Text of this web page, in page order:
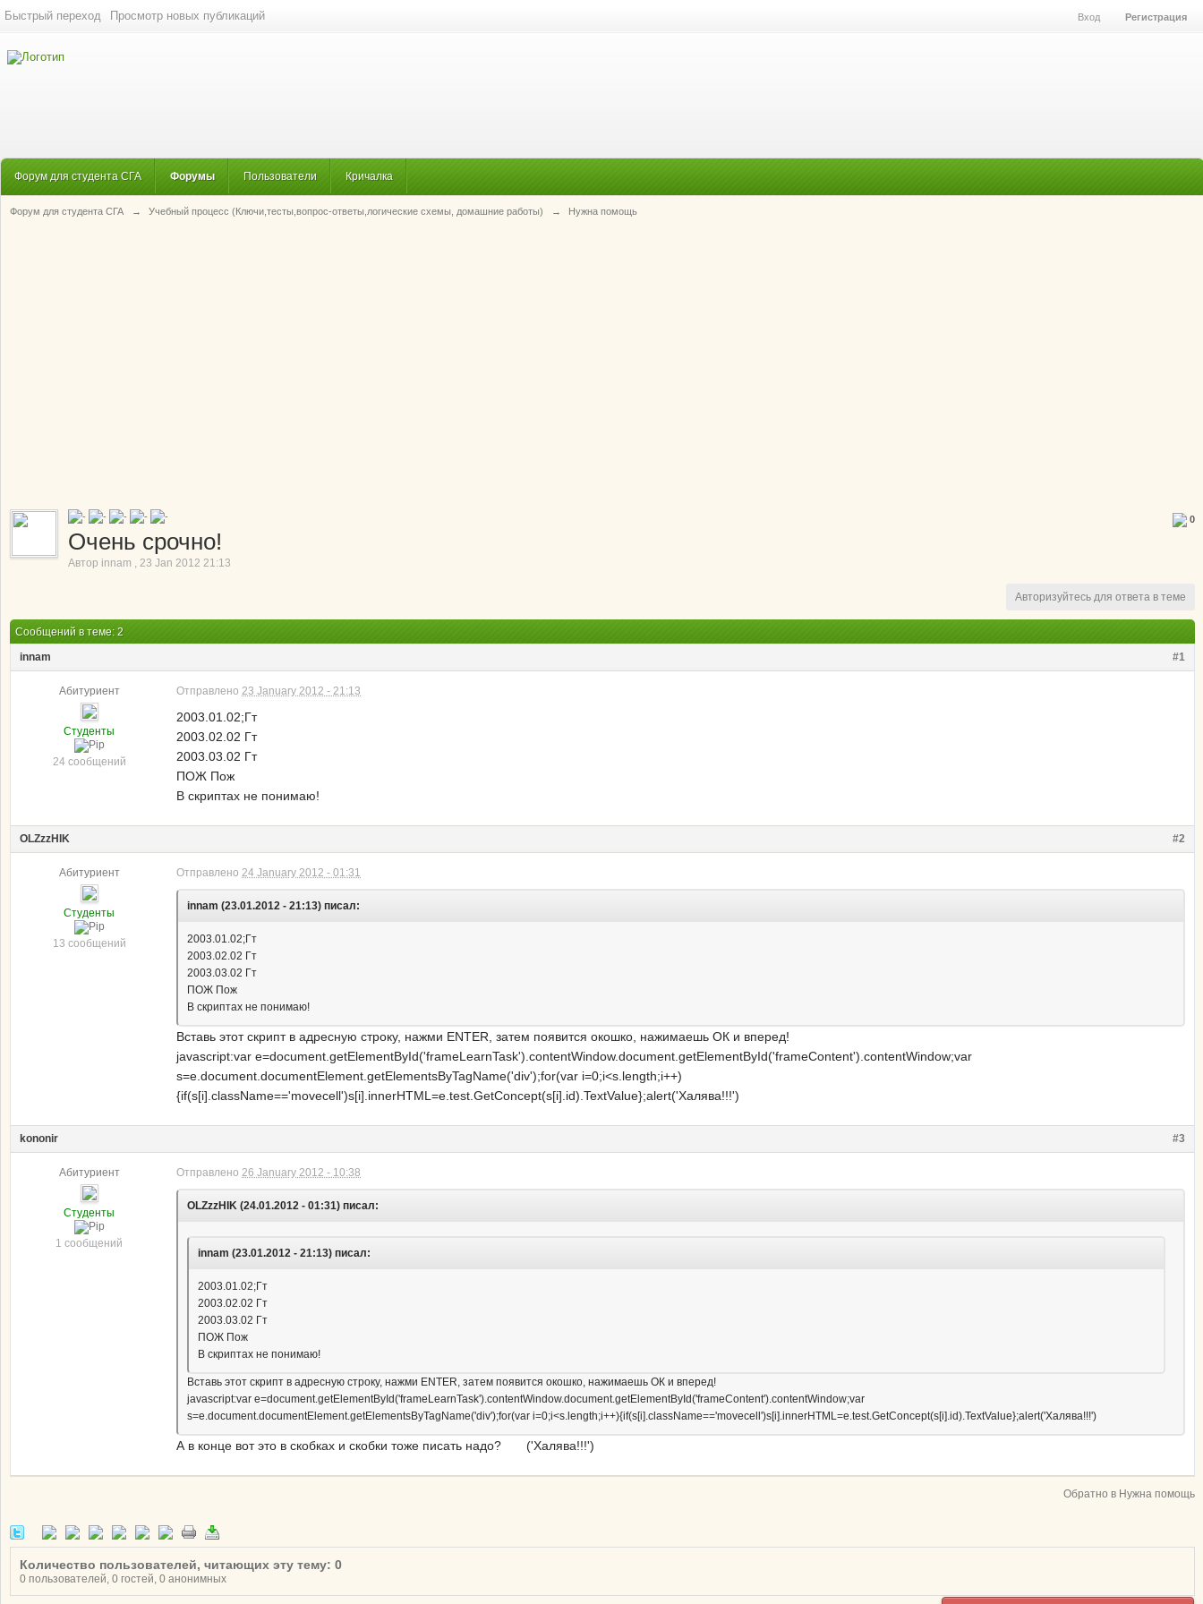
Быстрый переход Просмотр новых публикаций Вход Регистрация
Форум для студента СГА Форумы Пользователи Кричалка
Форум для студента СГА → Учебный процесс (Ключи,тесты,вопрос-ответы,логические схемы, домашние работы) → Нужна помощь
0
Очень срочно!
Автор innam , 23 Jan 2012 21:13
Авторизуйтесь для ответа в теме
Сообщений в теме: 2
#1
innam
Абитуриент
Студенты
24 сообщений
Отправлено 23 January 2012 - 21:13
2003.01.02;Гт
2003.02.02 Гт
2003.03.02 Гт
ПОЖ Пож
В скриптах не понимаю!
#2
OLZzzHIK
Абитуриент
Студенты
13 сообщений
Отправлено 24 January 2012 - 01:31
innam (23.01.2012 - 21:13) писал:
2003.01.02;Гт
2003.02.02 Гт
2003.03.02 Гт
ПОЖ Пож
В скриптах не понимаю!
Вставь этот скрипт в адресную строку, нажми ENTER, затем появится окошко, нажимаешь ОК и вперед!
javascript:var e=document.getElementById('frameLearnTask').contentWindow.document.getElementById('frameContent').contentWindow;var
s=e.document.documentElement.getElementsByTagName('div');for(var i=0;i<s.length;i++)
{if(s[i].className=='movecell')s[i].innerHTML=e.test.GetConcept(s[i].id).TextValue};alert('Халява!!!')
#3
kononir
Абитуриент
Студенты
1 сообщений
Отправлено 26 January 2012 - 10:38
OLZzzHIK (24.01.2012 - 01:31) писал:
innam (23.01.2012 - 21:13) писал:
2003.01.02;Гт
2003.02.02 Гт
2003.03.02 Гт
ПОЖ Пож
В скриптах не понимаю!
Вставь этот скрипт в адресную строку, нажми ENTER, затем появится окошко, нажимаешь ОК и вперед!
javascript:var e=document.getElementById('frameLearnTask').contentWindow.document.getElementById('frameContent').contentWindow;var
s=e.document.documentElement.getElementsByTagName('div');for(var i=0;i<s.length;i++){if(s[i].className=='movecell')s[i].innerHTML=e.test.GetConcept(s[i].id).TextValue};alert('Халява!!!')
А в конце вот это в скобках и скобки тоже писать надо? ('Халява!!!')
Обратно в Нужна помощь
Количество пользователей, читающих эту тему: 0
0 пользователей, 0 гостей, 0 анонимных